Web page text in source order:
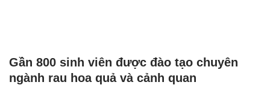
Gần 800 sinh viên được đào tạo chuyên
ngành rau hoa quả và cảnh quan